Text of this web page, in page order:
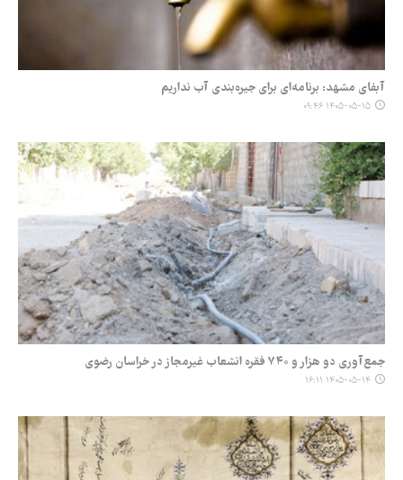
آبفای مشهد: برنامه‌ای برای جیره‌بندی آب نداریم
۱۴۰۵-۰۵-۱۵ ۰۹:۴۶
جمع‌آوری دو هزار و ۷۴۰ فقره انشعاب غیرمجاز در خراسان رضوی
۱۴۰۵-۰۵-۱۴ ۱۶:۱۱